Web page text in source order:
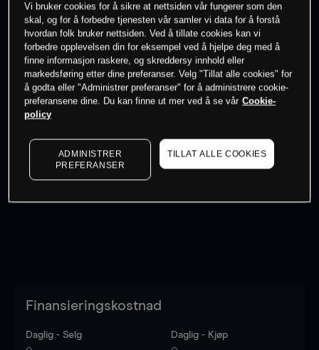
0% av kunder erpå dette instrumentet
Søk om konto
Kursene er veiledende.Log in
Finansieringskostnad
Daglig - Selg Daglig - Kjøp
Vi bruker cookies for å sikre at nettsiden vår fungerer som den
skal, og for å forbedre tjenesten vår samler vi data for å forstå
hvordan folk bruker nettsiden. Ved å tillate cookies kan vi
forbedre opplevelsen din for eksempel ved å hjelpe deg med å
finne informasjon raskere, og skreddersy innhold eller
markedsføring etter dine preferanser. Velg "Tillat alle cookies" for
å godta eller "Administrer preferanser" for å administrere cookie-
preferansene dine. Du kan finne ut mer ved å se vår Cookie-
policy
ADMINISTRER
PREFERANSER
TILLAT ALLE COOKIES